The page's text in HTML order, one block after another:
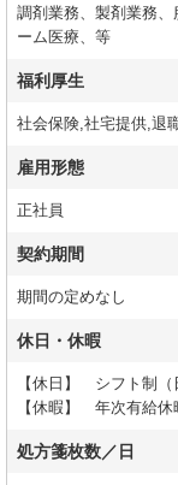
調剤業務、製剤業務
ーム医療、等
福利厚生
社会保険,社宅提供,退
雇用形態
正社員
契約期間
期間の定めなし
休日・休暇
【休日】 シフト制（
【休暇】 年次有給休
処方箋枚数／日